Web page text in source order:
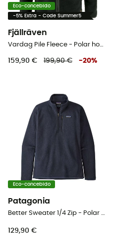
Eco-concebido
-5% Extra - Code Summer5
Fjällräven
Vardag Pile Fleece - Polar homem
159,90 € 199,90 € -20%
Eco-concebido
Patagonia
Better Sweater 1/4 Zip - Polar homem
129,90 €